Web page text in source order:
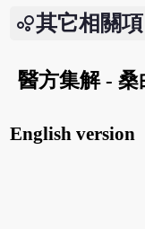
其它相關項
醫方集解 -
English version